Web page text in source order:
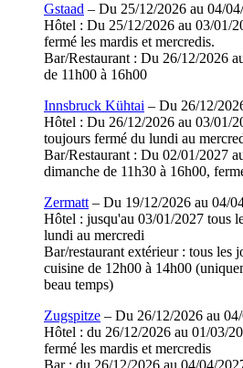
Gstaad – Du 25/12/2026 au 04/
Hôtel : Du 25/12/2026 au 03/01/
fermé les mardis et mercredis.
Bar/Restaurant : Du 26/12/2026
de 11h00 à 16h00
Innsbruck Kühtai – Du 26/12/
Hôtel : Du 26/12/2026 au 03/01/
toujours fermé du lundi au
Bar/Restaurant : Du 02/01/2027
dimanche de 11h30 à 16h00,
Zermatt – Du 19/12/2026 au 04/
Hôtel : jusqu'au 03/01/2027 tous
lundi au mercredi
Bar/restaurant extérieur : tous les
cuisine de 12h00 à 14h00
beau temps)
Zugspitze – Du 26/12/2026 au
Hôtel : du 26/12/2026 au 01/03/
fermé les mardis et mercredis
Bar : du 26/12/2026 au 04/04/